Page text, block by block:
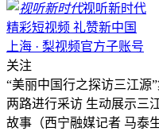
视听新时代
精彩短视频 礼赞新中国
上海 · 梨视频官方子账号
关注
“美丽中国行之探访三江源
两路进行采访 生动展示三
故事（西宁融媒记者 马泰生